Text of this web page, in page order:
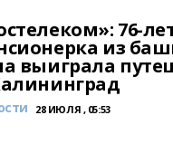
76-
из
выиграла
28 ИЮЛЯ , 05:53